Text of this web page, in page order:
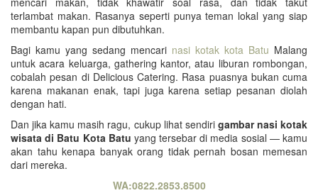
terlambat makan. Rasanya seperti punya teman lokal yang siap
membantu kapan pun dibutuhkan.
Bagi kamu yang sedang mencari nasi kotak kota Batu Malang
untuk acara keluarga, gathering kantor, atau liburan rombongan,
cobalah pesan di Delicious Catering. Rasa puasnya bukan cuma
karena makanan enak, tapi juga karena setiap pesanan diolah
dengan hati.
Dan jika kamu masih ragu, cukup lihat sendiri gambar nasi kotak
wisata di Batu Kota Batu yang tersebar di media sosial — kamu
akan tahu kenapa banyak orang tidak pernah bosan memesan
dari mereka.
WA:0822.2853.8500